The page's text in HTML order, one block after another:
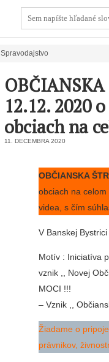
Spravodajstvo
OBČIANSKA
12.12. 2020
obciach na
11. DECEMBRA 2020
OBČIANSKA
obciach na
videa, s čím
V Banskej
Motív : Iniciatíva
vznik ,, Novej
MOCI !!!
– Vznik ,,
Žiadame o
právnikov,